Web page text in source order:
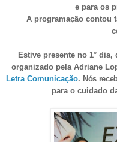
e para os
A programação contou
Estive presente no 1°
organizado pela Adriane
Letra Comunicação. Nós
para o cuidado